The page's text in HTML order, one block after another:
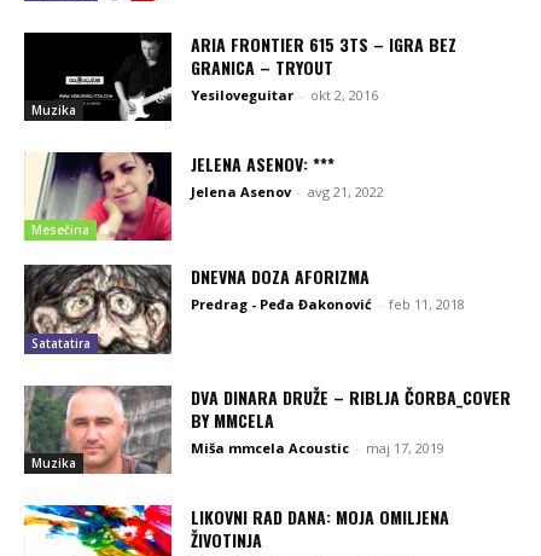
Muzika
ARIA FRONTIER 615 3TS – IGRA BEZ
GRANICA – TRYOUT
Yesiloveguitar - okt 2, 2016
Mesečina
JELENA ASENOV: ***
Jelena Asenov - avg 21, 2022
Satatatira
DNEVNA DOZA AFORIZMA
Predrag - Peđa Đakonović - feb 11, 2018
Muzika
DVA DINARA DRUŽE – RIBLJA ČORBA_COVER
BY MMCELA
Miša mmcela Acoustic - maj 17, 2019
LIKOVNI RAD DANA: MOJA OMILJENA
ŽIVOTINJA